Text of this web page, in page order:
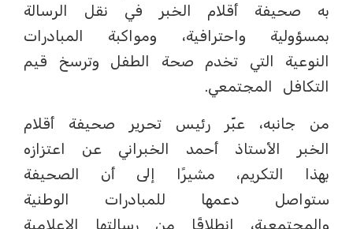
به صحيفة أقلام الخبر في نقل الرسالة
بمسؤولية واحترافية، ومواكبة المبادرات
النوعية التي تخدم صحة الطفل وترسخ قيم
التكافل المجتمعي.
من جانبه، عبّر رئيس تحرير صحيفة أقلام
الخبر الأستاذ أحمد الخبراني عن اعتزازه
بهذا التكريم، مشيرًا إلى أن الصحيفة
ستواصل دعمها للمبادرات الوطنية
والمجتمعية، انطلاقًا من رسالتها الإعلامية